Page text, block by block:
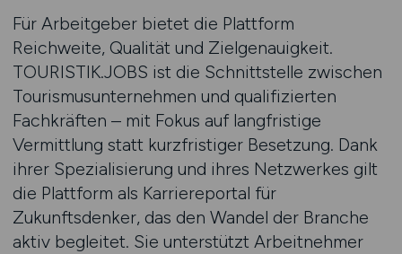
Für Arbeitgeber bietet die Plattform
Reichweite, Qualität und Zielgenauigkeit.
TOURISTIK.JOBS ist die Schnittstelle zwischen
Tourismusunternehmen und qualifizierten
Fachkräften – mit Fokus auf langfristige
Vermittlung statt kurzfristiger Besetzung. Dank
ihrer Spezialisierung und ihres Netzwerkes gilt
die Plattform als Karriereportal für
Zukunftsdenker, das den Wandel der Branche
aktiv begleitet. Sie unterstützt Arbeitnehmer